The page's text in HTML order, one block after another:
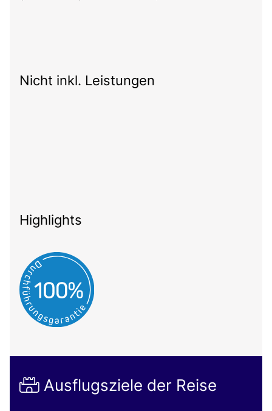
Nicht inkl. Leistungen
Highlights
Ausflugsziele der Reise